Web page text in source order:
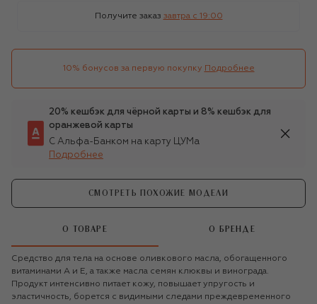
Получите заказ завтра c 19:00
10% бонусов за первую покупку Подробнее
20% кешбэк для чёрной карты и 8% кешбэк для
оранжевой карты
С Альфа-Банком на карту ЦУМа
Подробнее
СМОТРЕТЬ ПОХОЖИЕ МОДЕЛИ
О ТОВАРЕ О БРЕНДЕ
Средство для тела на основе оливкового масла, обогащенного
витаминами А и Е, а также масла семян клюквы и винограда.
Продукт интенсивно питает кожу, повышает упругость и
эластичность, борется с видимыми следами преждевременного